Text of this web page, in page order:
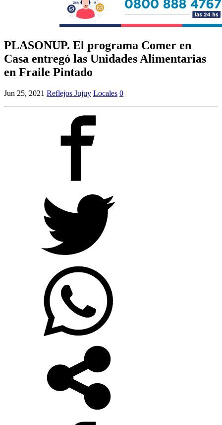
PLASONUP. El programa Comer en
Casa entregó las Unidades Alimentarias
en Fraile Pintado
Jun 25, 2021 Reflejos Jujuy Locales 0